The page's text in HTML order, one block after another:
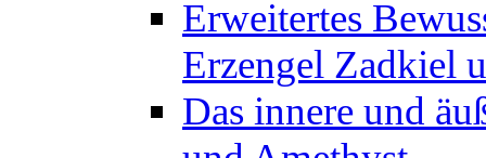
Erweitertes
Erzengel Zadkiel
Das innere und